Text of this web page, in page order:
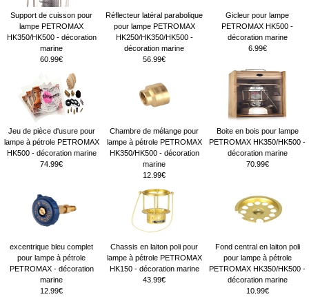
Support de cuisson pour
lampe PETROMAX
HK350/HK500 - décoration
marine
60.99€
Réflecteur latéral parabolique
pour lampe PETROMAX
HK250/HK350/HK500 -
décoration marine
56.99€
Gicleur pour lampe
PETROMAX HK500 -
décoration marine
6.99€
Jeu de pièce d'usure pour
lampe à pétrole PETROMAX
HK500 - décoration marine
74.99€
Chambre de mélange pour
lampe à pétrole PETROMAX
HK350/HK500 - décoration
marine
12.99€
Boite en bois pour lampe
PETROMAX HK350/HK500 -
décoration marine
70.99€
excentrique bleu complet
pour lampe à pétrole
PETROMAX - décoration
marine
12.99€
Chassis en laiton poli pour
lampe à pétrole PETROMAX
HK150 - décoration marine
43.99€
Fond central en laiton poli
pour lampe à pétrole
PETROMAX HK350/HK500 -
décoration marine
10.99€